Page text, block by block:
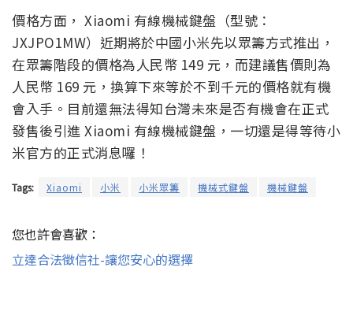
價格方面， Xiaomi 有線機械鍵盤（型號：
JXJPO1MW）近期將於中國小米先以眾籌方式推出，
在眾籌階段的價格為人民幣 149 元，而建議售價則為
人民幣 169 元，換算下來等於不到千元的價格就有機
會入手。目前還無法得知台灣未來是否有機會在正式
發售後引進 Xiaomi 有線機械鍵盤，一切還是得等待小
米官方的正式消息囉！
Tags: Xiaomi 小米 小米眾籌 機械式鍵盤 機械鍵盤
您也許會喜歡：
立達合法徵信社-讓您安心的選擇